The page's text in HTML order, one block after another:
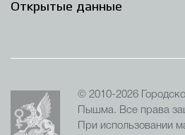
Открытые данные
© 2010-2026
Пышма. Все права
При использовании